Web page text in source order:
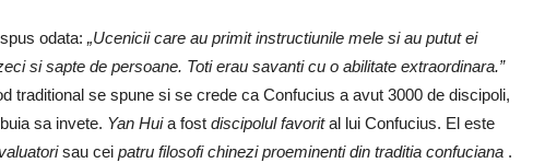
odata: „Ucenicii care au primit instructiunile mele si au putut ei
si sapte de persoane. Toti erau savanti cu o abilitate extraordinara.”
traditional se spune si se crede ca Confucius a avut 3000 de discipoli,
sa invete. Yan Huia fost discipolul favorital lui Confucius. El este
sau cei patru filosofi chinezi proeminenti din traditia confuciana .